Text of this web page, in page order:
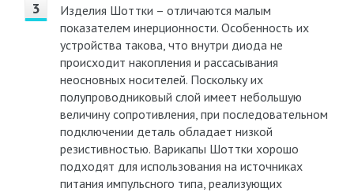
Изделия Шоттки – отличаются малым
показателем инерционности. Особенность их
устройства такова, что внутри диода не
происходит накопления и рассасывания
неосновных носителей. Поскольку их
полупроводниковый слой имеет небольшую
величину сопротивления, при последовательном
подключении деталь обладает низкой
резистивностью. Варикапы Шоттки хорошо
подходят для использования на источниках
питания импульсного типа, реализующих